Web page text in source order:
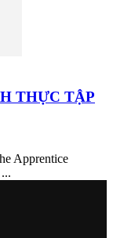
THỰC TẬP
Apprentice